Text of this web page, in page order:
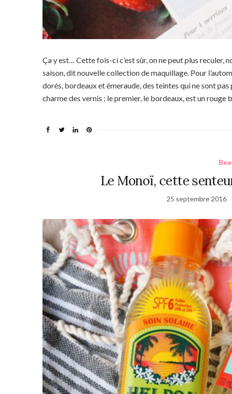
Ça y est… Cette fois-ci c’est sûr, on ne peut plus reculer,
saison, dit nouvelle collection de maquillage. Pour
dorés, bordeaux et émeraude, des teintes qui ne sont
charme des vernis : le premier, le bordeaux, est un
Le Monoï, cette
25 septembre 2016